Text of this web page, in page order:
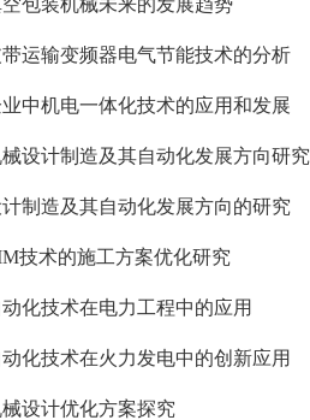
装机械未来的发展趋势
输变频器电气节能技术的分析
机电一体化技术的应用和发展
计制造及其自动化发展方向研究
造及其自动化发展方向的研究
术的施工方案优化研究
技术在电力工程中的应用
技术在火力发电中的创新应用
计优化方案探究